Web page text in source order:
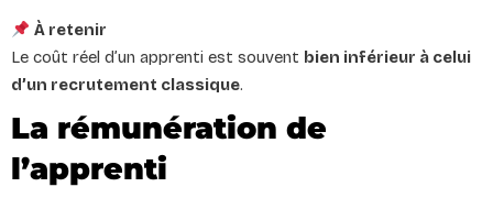
À retenir
Le coût réel d’un apprenti est souvent bien inférieur à celui
d’un recrutement classique.
La rémunération de
l’apprenti